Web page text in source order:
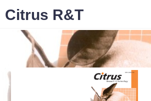
Citrus R&T